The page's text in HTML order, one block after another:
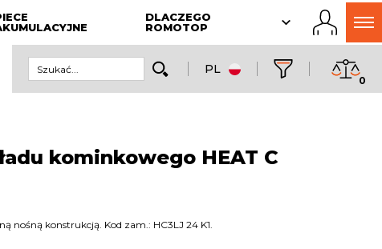
DLACZEGO
ROMOTOP
PL
0
kominkowego HEAT C
nośną konstrukcją. Kod zam.: HC3LJ 24 K1.